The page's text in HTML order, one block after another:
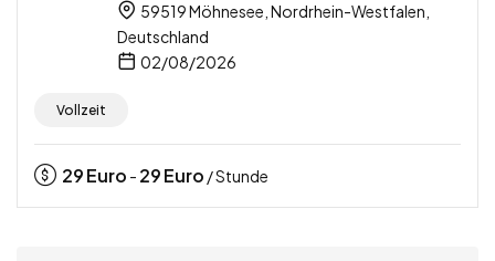
59519 Möhnesee, Nordrhein-Westfalen,
Deutschland
02/08/2026
Vollzeit
29Euro - 29Euro / Stunde